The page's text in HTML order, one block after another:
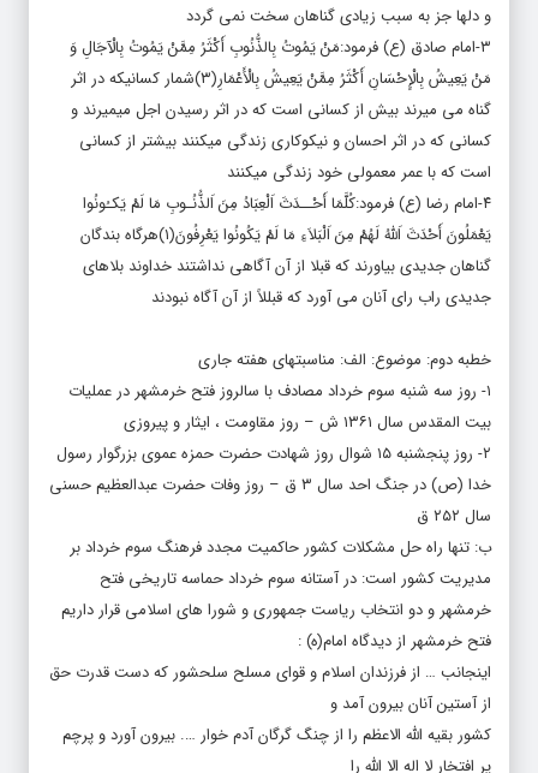
۳-امام صادق (ع) فرمود:مَنْ یَمُوتُ بِالذُّنُوبِ أَکْثَرُ مِمَّنْ یَمُوتُ بِالْآجَالِ وَ
مَنْ یَعِیشُ بِالْإِحْسَانِ أَکْثَرُ مِمَّنْ یَعِیشُ بِالْأَعْمَارِ(۳)شمار کسانیکه در اثر
گناه می میرند بیش از کسانی است که در اثر رسیدن اجل میمیرند و
کسانی که در اثر احسان و نیکوکاری زندگی میکنند بیشتر از کسانی
است که با عمر معمولی خود زندگی میکنند
۴-امام رضا (ع) فرمود:کُلَّمَا أَحْــدَثَ اَلْعِبَادُ مِنَ اَلذُّنُـوبِ مَا لَمْ یَکـُونُوا
یَعْمَلُونَ أَحْدَثَ اَللَّهُ لَهُمْ مِنَ اَلْبَلاَءِ مَا لَمْ یَکُونُوا یَعْرِفُونَ(۱)هرگاه بندگان
گناهان جدیدی بیاورند که قبلا از آن آگاهی نداشتند خداوند بلاهای
جدیدی راب رای آنان می آورد که قبللاً از آن آگاه نبودند
۱- روز سه شنبه سوم خرداد مصادف با سالروز فتح خرمشهر در عملیات
بیت المقدس سال ۱۳۶۱ ش – روز مقاومت ، ایثار و پیروزی
۲- روز پنجشنبه ۱۵ شوال روز شهادت حضرت حمزه عموی بزرگوار رسول
خدا (ص) در جنگ احد سال ۳ ق – روز وفات حضرت عبدالعظیم حسنی
سال ۲۵۲ ق
ب: تنها راه حل مشکلات کشور حاکمیت مجدد فرهنگ سوم خرداد بر
مدیریت کشور است: در آستانه سوم خرداد حماسه تاریخی فتح
خرمشهر و دو انتخاب ریاست جمهوری و شورا های اسلامی قرار داریم
فتح خرمشهر از دیدگاه امام(ه) :
اینجانب … از فرزندان اسلام و قوای مسلح سلحشور که دست قدرت حق
از آستین آنان بیرون آمد و
کشور بقیه الله الاعظم را از چنگ گرگان آدم خوار …. بیرون آورد و پرچم
پر افتخار لا اله الا الله را
برفراز آن شهر خرم … به اهتزاز در آوردند تشکر میکنم.(۱)